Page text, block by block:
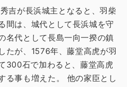
吉が長浜城主となると、羽柴
間は、城代として長浜城を守
名代として長島一向一揆の鎮
たが、1576年、藤堂高虎が羽
300石で加わると、藤堂高虎
る事も増えた。 他の家臣とし